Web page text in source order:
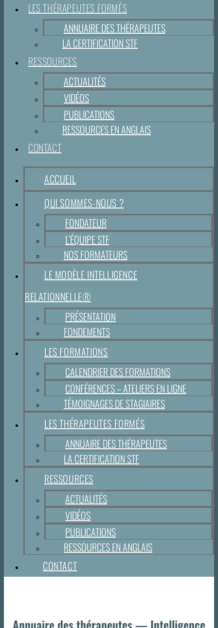
LES THÉRAPEUTES FORMÉS
ANNUAIRE DES THÉRAPEUTES
LA CERTIFICATION STF
RESSOURCES
ACTUALITÉS
VIDÉOS
PUBLICATIONS
RESSOURCES EN ANGLAIS
CONTACT
ACCUEIL
QUI SOMMES-NOUS ?
FONDATEUR
L’ÉQUIPE STF
NOS FORMATEURS
LE MODÈLE INTELLIGENCE
RELATIONNELLE®
PRÉSENTATION
FONDEMENTS
LES FORMATIONS
CALENDRIER DES FORMATIONS
CONFÉRENCES – ATELIERS EN LIGNE
TÉMOIGNAGES DE STAGIAIRES
LES THÉRAPEUTES FORMÉS
ANNUAIRE DES THÉRAPEUTES
LA CERTIFICATION STF
RESSOURCES
ACTUALITÉS
VIDÉOS
PUBLICATIONS
RESSOURCES EN ANGLAIS
CONTACT